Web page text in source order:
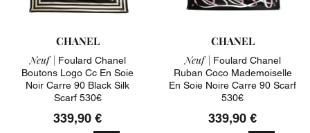
CHANEL
Neuf | Foulard Chanel
Boutons Logo Cc En Soie
Noir Carre 90 Black Silk
Scarf 530€
339,90 €
CHANEL
Neuf | Foulard Chanel
Ruban Coco Mademoiselle
En Soie Noire Carre 90 Scarf
530€
339,90 €